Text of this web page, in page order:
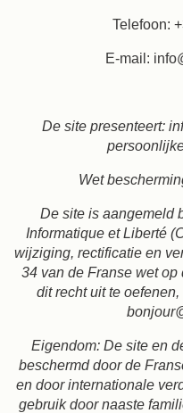
Telefoon:
E-mail:
De site presenteert:
Wet
De site is aangemeld
Informatique et Liberté
wijziging, rectificatie en
34 van de Franse wet
dit recht uit te
Eigendom: De site en
beschermd door de
en door internationale
gebruik door naaste